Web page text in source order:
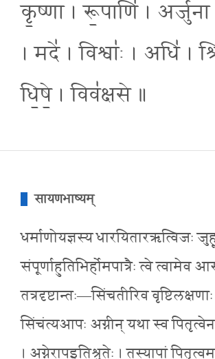
कृ॒ष्णा । रू॒पाणि॑ । अर्जु॑ना
। मदे॑ । विश्वाः॑ । अधि॑ ।
धि॒षे॒ । विव॑क्षसे ॥
सायणभाष्यम्
धर्माणोयज्ञस्य धारयितारऋत्विजः
संपूर्णाहुतिभिर्होमपात्रैः त्वे त्वामेव
तत्रदृष्टान्तः—सिंचतीरिव
सिंचंत्यआपः अग्नीन् यथा स्व
। अग्नेरापइतिश्रुतेः । तस्यापां पितृत्वम्